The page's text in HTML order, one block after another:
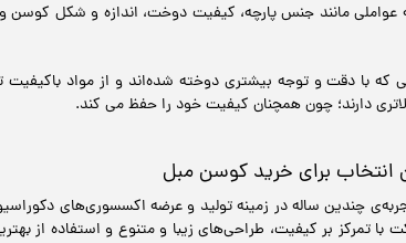
مانند جنس پارچه، کیفیت دوخت، اندازه و شکل کوسن و
با دقت و توجه بیشتری دوخته شده‌اند و از مواد باکیفیت‌
دارند؛ چون همچنان کیفیت خود را حفظ می کند.
انتخاب برای خرید کوسن مبل
چندین ساله در زمینه تولید و عرضه اکسسوری‌های
تمرکز بر کیفیت، طراحی‌های زیبا و متنوع و استفاده از